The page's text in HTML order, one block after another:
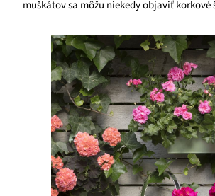
muškátov sa môžu niekedy objaviť korkové